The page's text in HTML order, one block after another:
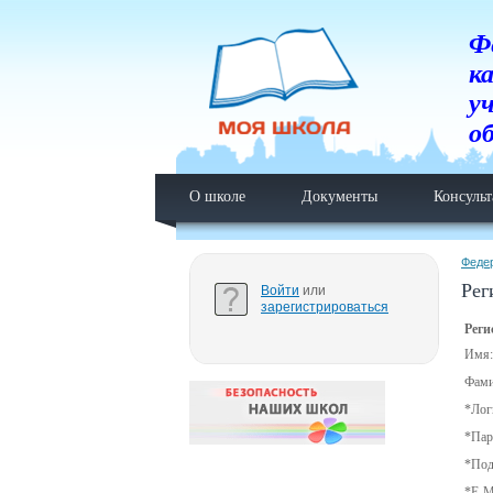
О школе Документы
Войти или
зарегистрироваться
Имя:
*
*
*